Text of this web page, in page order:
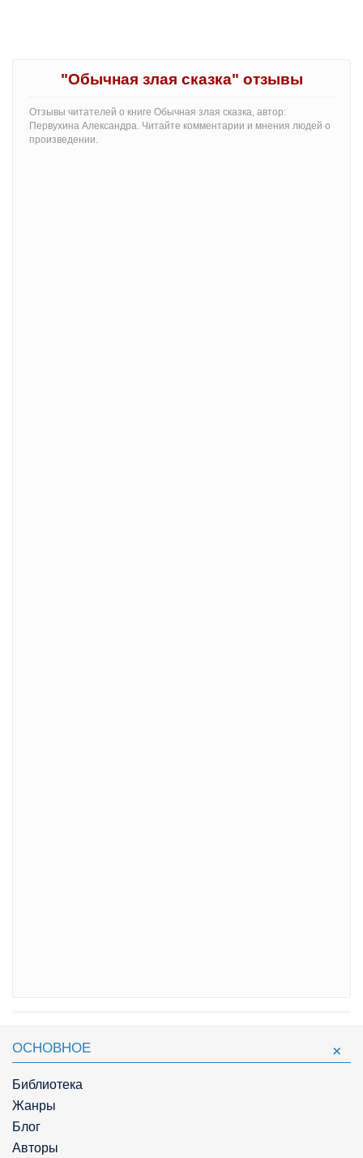
"Обычная злая сказка" отзывы
Отзывы читателей о книге Обычная злая сказка, автор:
Первухина Александра. Читайте комментарии и мнения людей о
произведении.
ОСНОВНОЕ
Библиотека
Жанры
Блог
Авторы